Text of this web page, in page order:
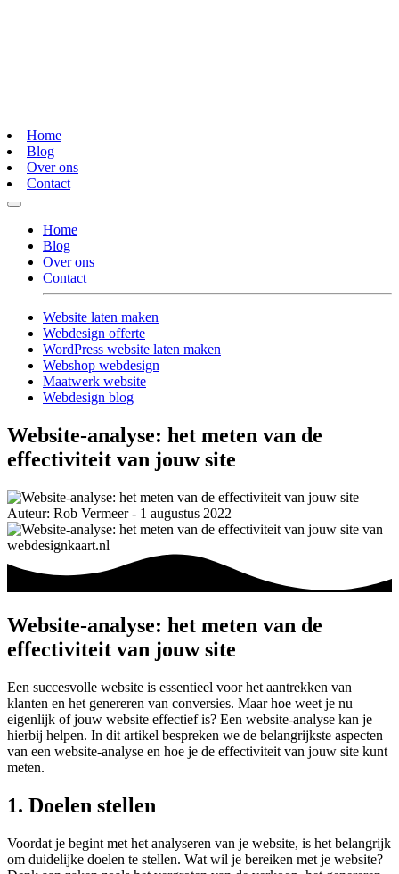
Home
Blog
Over ons
Contact
Home
Blog
Over ons
Contact
Website laten maken
Webdesign offerte
WordPress website laten maken
Webshop webdesign
Maatwerk website
Webdesign blog
Website-analyse: het meten van de
effectiviteit van jouw site
Auteur: Rob Vermeer - 1 augustus 2022
Website-analyse: het meten van de
effectiviteit van jouw site
Een succesvolle website is essentieel voor het aantrekken van
klanten en het genereren van conversies. Maar hoe weet je nu
eigenlijk of jouw website effectief is? Een website-analyse kan je
hierbij helpen. In dit artikel bespreken we de belangrijkste aspecten
van een website-analyse en hoe je de effectiviteit van jouw site kunt
meten.
1. Doelen stellen
Voordat je begint met het analyseren van je website, is het belangrijk
om duidelijke doelen te stellen. Wat wil je bereiken met je website?